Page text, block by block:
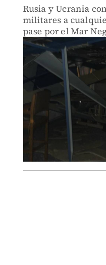
Rusia y Ucrania
militares a
pase por el Mar